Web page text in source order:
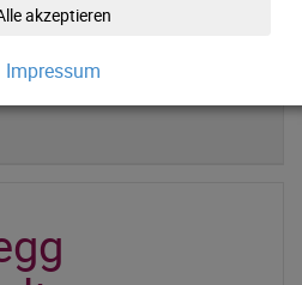
akzeptieren
Impressum